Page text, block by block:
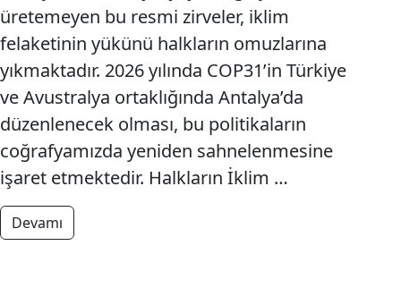
üretemeyen bu resmi zirveler, iklim
felaketinin yükünü halkların omuzlarına
yıkmaktadır. 2026 yılında COP31’in Türkiye
ve Avustralya ortaklığında Antalya’da
düzenlenecek olması, bu politikaların
coğrafyamızda yeniden sahnelenmesine
işaret etmektedir. Halkların İklim …
Devamı